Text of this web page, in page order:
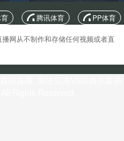
腾讯体育 PP体育
网从不制作和存储任何视频或者直